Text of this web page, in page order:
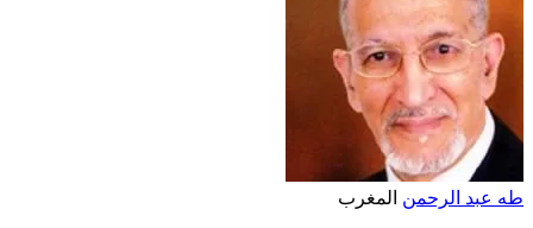
طه عبد الرحمن المغرب